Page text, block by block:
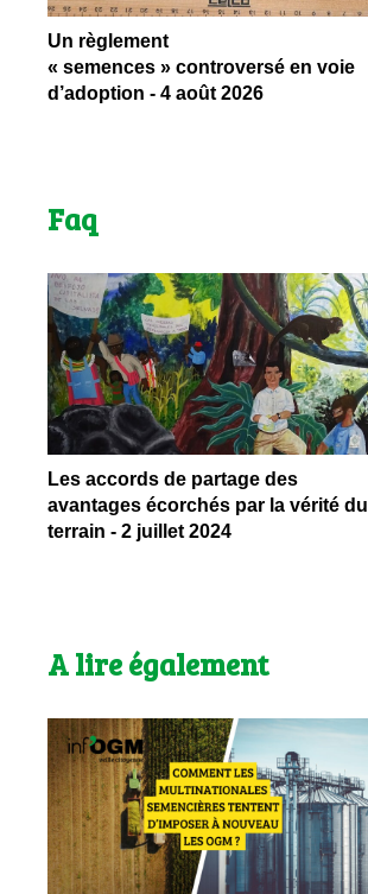
Un règlement
« semences » controversé en voie
d’adoption - 4 août 2026
Faq
Les accords de partage des
avantages écorchés par la vérité du
terrain - 2 juillet 2024
A lire également